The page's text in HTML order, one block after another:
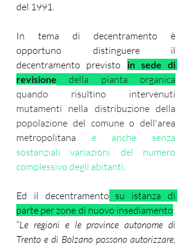
del 1991.
In tema di decentramento è
opportuno distinguere il
decentramento previsto
in sede di
revisione della pianta organica
quando risultino intervenuti
mutamenti nella distribuzione della
popolazione del comune o dell'area
metropolitana e anche senza
sostanziali variazioni del numero
complessivo degli abitanti,
Ed il decentramento su istanza di
parte per zone di nuovo insediamento:
“Le regioni e le province autonome di
Trento e di Bolzano possono autorizzare,